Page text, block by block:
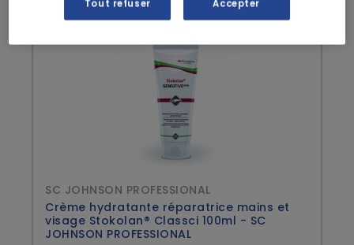
SC JOHNSON PROFESSIONAL
Crème hydratante réparatrice mains et
visage Stokolan® Classci 100ml - SC
JOHNSON PROFESSIONAL
Tout refuser Accepter